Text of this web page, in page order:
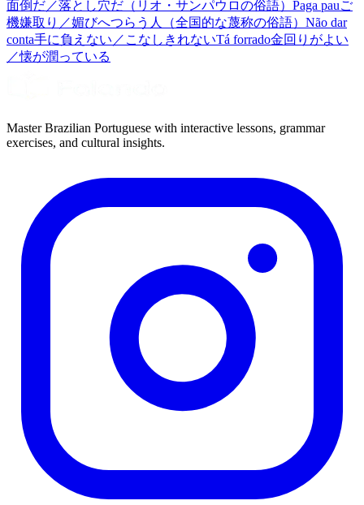
面倒だ／落とし穴だ（リオ・サンパウロの俗語） Paga pauご
機嫌取り／媚びへつらう人（全国的な蔑称の俗語） Não dar
conta手に負えない／こなしきれないTá forrado金回りがよい
／懐が潤っている
Master Brazilian Portuguese with interactive lessons, grammar
exercises, and cultural insights.